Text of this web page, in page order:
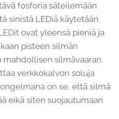
fosforia säteilemään
sinistä LEDiä käytetään
ovat yleensä pieniä ja
pisteen silmän
silmävaaran.
verkkokalvon soluja
on se, että silmä
eikä siten suojautumaan